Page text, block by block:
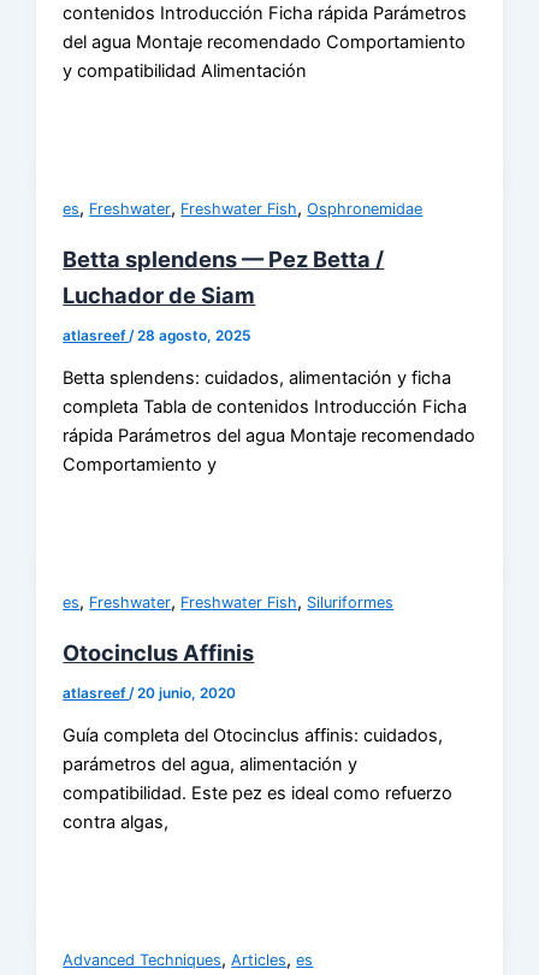
contenidos Introducción Ficha rápida Parámetros
del agua Montaje recomendado Comportamiento
y compatibilidad Alimentación
es, Freshwater, Freshwater Fish,Osphronemidae
Betta splendens — Pez Betta /
Luchador de Siam
atlasreef /28 agosto, 2025
Betta splendens: cuidados, alimentación y ficha
completa Tabla de contenidos Introducción Ficha
rápida Parámetros del agua Montaje recomendado
Comportamiento y
es, Freshwater, Freshwater Fish, Siluriformes
Otocinclus Affinis
atlasreef/20 junio, 2020
Guía completa del Otocinclus affinis: cuidados,
parámetros del agua, alimentación y
compatibilidad. Este pez es ideal como refuerzo
contra algas,
Advanced Techniques,Articles,es